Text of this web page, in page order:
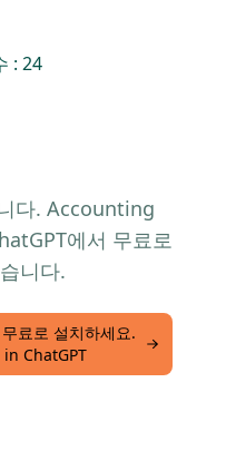
: 24
다. Accounting
에서 무료로
니다.
료로 설치하세요.
ChatGPT